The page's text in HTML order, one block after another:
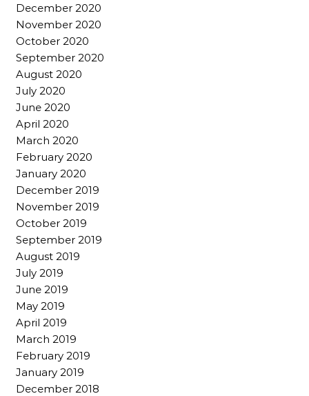
December 2020
November 2020
October 2020
September 2020
August 2020
July 2020
June 2020
April 2020
March 2020
February 2020
January 2020
December 2019
November 2019
October 2019
September 2019
August 2019
July 2019
June 2019
May 2019
April 2019
March 2019
February 2019
January 2019
December 2018